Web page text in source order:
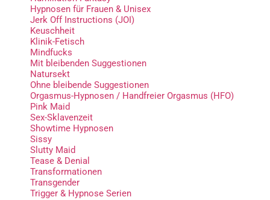
Hypnosen für Frauen & Unisex
Jerk Off Instructions (JOI)
Keuschheit
Klinik-Fetisch
Mindfucks
Mit bleibenden Suggestionen
Natursekt
Ohne bleibende Suggestionen
Orgasmus-Hypnosen / Handfreier Orgasmus (HFO)
Pink Maid
Sex-Sklavenzeit
Showtime Hypnosen
Sissy
Slutty Maid
Tease & Denial
Transformationen
Transgender
Trigger & Hypnose Serien